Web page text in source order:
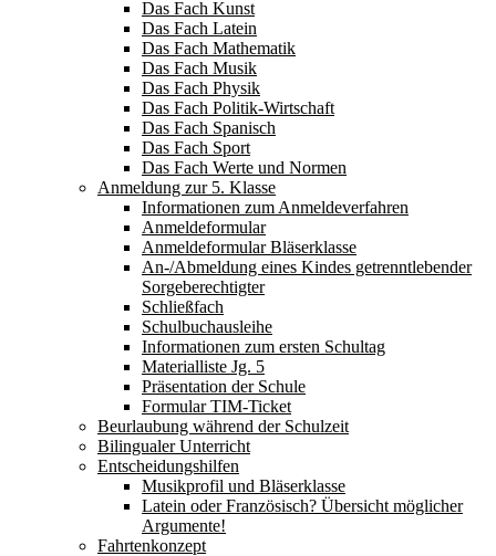
Das Fach Kunst
Das Fach Latein
Das Fach Mathematik
Das Fach Musik
Das Fach Physik
Das Fach Politik-Wirtschaft
Das Fach Spanisch
Das Fach Sport
Das Fach Werte und Normen
Anmeldung zur 5. Klasse
Informationen zum Anmeldeverfahren
Anmeldeformular
Anmeldeformular Bläserklasse
An-/Abmeldung eines Kindes getrenntlebender
Sorgeberechtigter
Schließfach
Schulbuchausleihe
Informationen zum ersten Schultag
Materialliste Jg. 5
Präsentation der Schule
Formular TIM-Ticket
Beurlaubung während der Schulzeit
Bilingualer Unterricht
Entscheidungshilfen
Musikprofil und Bläserklasse
Latein oder Französisch? Übersicht möglicher
Argumente!
Fahrtenkonzept